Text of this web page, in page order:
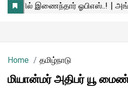
Home தமிழ்நாடு
மியான்மர் அதிபர் யூ